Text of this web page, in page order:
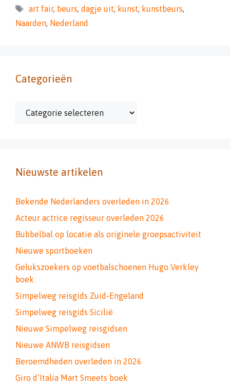
Tags
art fair, beurs, dagje uit, kunst, kunstbeurs,
Naarden, Nederland
Categorieën
Categorieën
Nieuwste artikelen
Bekende Nederlanders overleden in 2026
Acteur actrice regisseur overleden 2026
Bubbelbal op locatie als originele groepsactiviteit
Nieuwe sportboeken
Gelukszoekers op voetbalschoenen Hugo Verkley
boek
Simpelweg reisgids Zuid-Engeland
Simpelweg reisgids Sicilië
Nieuwe Simpelweg reisgidsen
Nieuwe ANWB reisgidsen
Beroemdheden overleden in 2026
Giro d’Italia Mart Smeets boek